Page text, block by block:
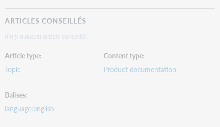
ARTICLES CONSEILLÉS
Il n'y a aucun article conseillé.
Article type
Topic
Content type
Product documentation
Balises
language:english